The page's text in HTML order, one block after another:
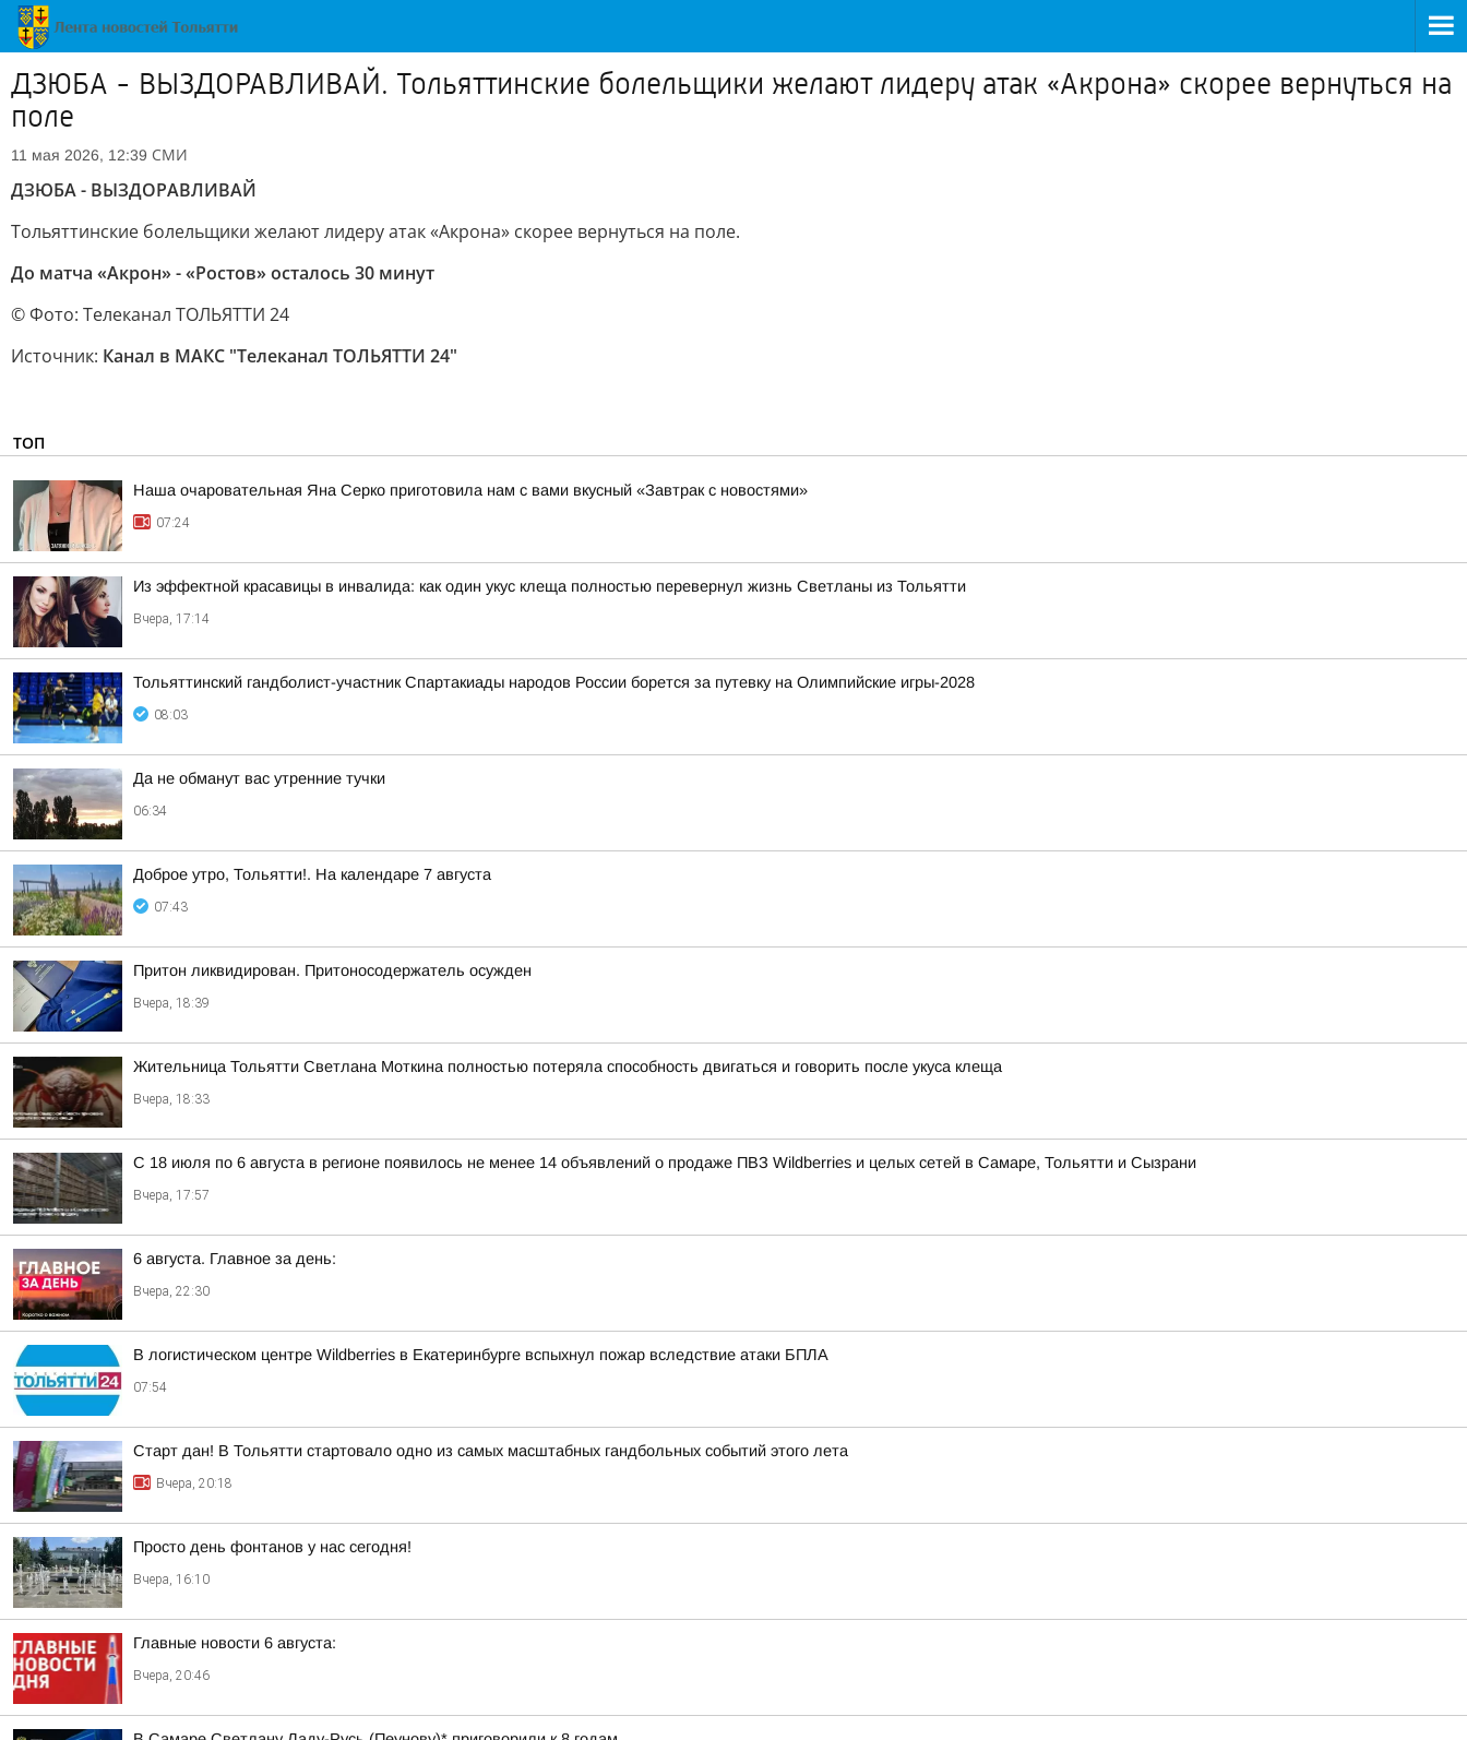
ДЗЮБА - ВЫЗДОРАВЛИВАЙ. Тольяттинские болельщики желают лидеру атак «Акрона» скорее вернуться на
поле
11 мая 2026, 12:39 СМИ
ДЗЮБА - ВЫЗДОРАВЛИВАЙ
Тольяттинские болельщики желают лидеру атак «Акрона» скорее вернуться на поле.
До матча «Акрон» - «Ростов» осталось 30 минут
© Фото: Телеканал ТОЛЬЯТТИ 24
Источник: Канал в МАКС "Телеканал ТОЛЬЯТТИ 24"
ТОП
Наша очаровательная Яна Серко приготовила нам с вами вкусный «Завтрак с новостями»
07:24
Из эффектной красавицы в инвалида: как один укус клеща полностью перевернул жизнь Светланы из Тольятти
Вчера, 17:14
Тольяттинский гандболист-участник Спартакиады народов России борется за путевку на Олимпийские игры-2028
08:03
Да не обманут вас утренние тучки
06:34
Доброе утро, Тольятти!. На календаре 7 августа
07:43
Притон ликвидирован. Притоносодержатель осужден
Вчера, 18:39
Жительница Тольятти Светлана Моткина полностью потеряла способность двигаться и говорить после укуса клеща
Вчера, 18:33
С 18 июля по 6 августа в регионе появилось не менее 14 объявлений о продаже ПВЗ Wildberries и целых сетей в Самаре, Тольятти и Сызрани
Вчера, 17:57
6 августа. Главное за день:
Вчера, 22:30
В логистическом центре Wildberries в Екатеринбурге вспыхнул пожар вследствие атаки БПЛА
07:54
Старт дан! В Тольятти стартовало одно из самых масштабных гандбольных событий этого лета
Вчера, 20:18
Просто день фонтанов у нас сегодня!
Вчера, 16:10
Главные новости 6 августа:
Вчера, 20:46